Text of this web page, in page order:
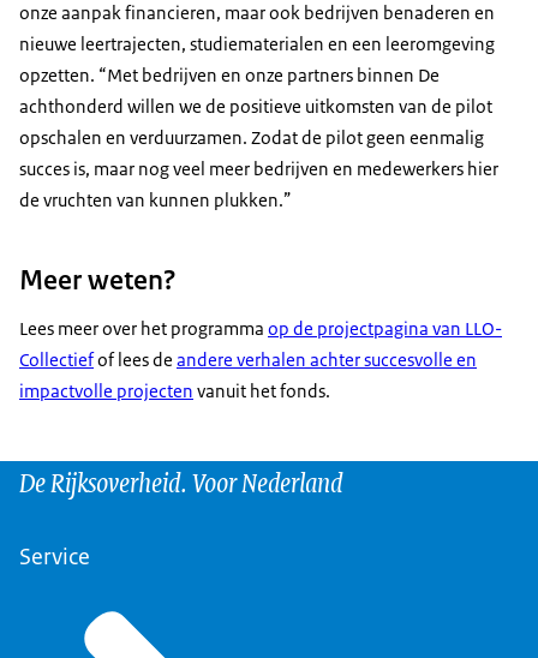
onze aanpak financieren, maar ook bedrijven benaderen en
nieuwe leertrajecten, studiematerialen en een leeromgeving
opzetten. “Met bedrijven en onze partners binnen De
achthonderd willen we de positieve uitkomsten van de pilot
opschalen en verduurzamen. Zodat de pilot geen eenmalig
succes is, maar nog veel meer bedrijven en medewerkers hier
de vruchten van kunnen plukken.”
Meer weten?
Lees meer over het programma op de projectpagina van LLO-
Collectiefof lees de andere verhalen achter succesvolle en
impactvolle projecten vanuit het fonds.
De Rijksoverheid. Voor Nederland
Service